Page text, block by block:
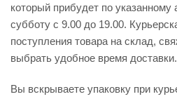
который прибудет по
субботу с 9.00 до 19.00.
поступления товара на склад,
выбрать удобное время
Вы вскрываете упаковку при